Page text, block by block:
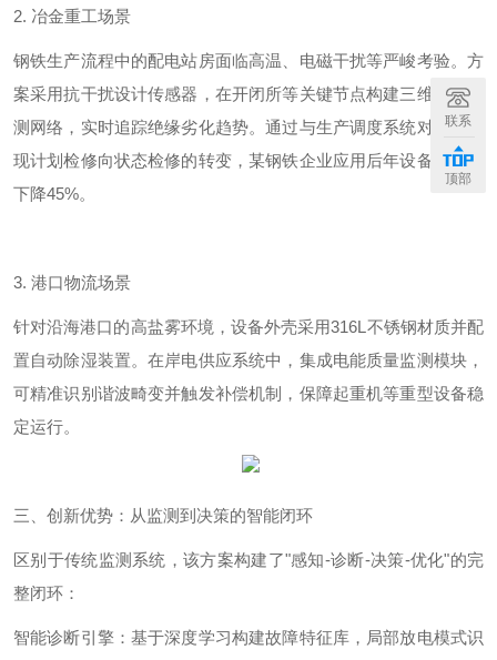
2. 冶金重工场景
钢铁生产流程中的配电站房面临高温、电磁干扰等严峻考验。方
案采用抗干扰设计传感器，在开闭所等关键节点构建三维电场监
测网络，实时追踪绝缘劣化趋势。通过与生产调度系统对接，实
现计划检修向状态检修的转变，某钢铁企业应用后年设备故障率
下降45%。
3. 港口物流场景
针对沿海港口的高盐雾环境，设备外壳采用316L 不锈钢材质并配
置自动除湿装置。在岸电供应系统中，集成电能质量监测模块，
可精准识别谐波畸变并触发补偿机制，保障起重机等重型设备稳
定运行。
三、创新优势：从监测到决策的智能闭环
区别于传统监测系统，该方案构建了"感知-诊断-决策-优化"的完
整闭环：
智能诊断引擎：基于深度学习构建故障特征库，局部放电模式识
联系
顶部